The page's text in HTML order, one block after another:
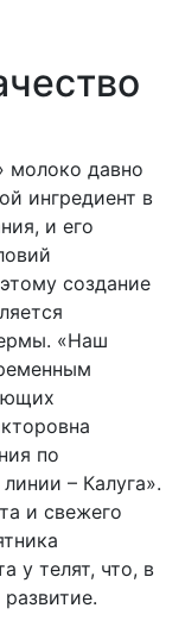
молоко давно
ингредиент в
и его
создание
«Наш
по
– Калуга».
и свежего
у телят, что, в